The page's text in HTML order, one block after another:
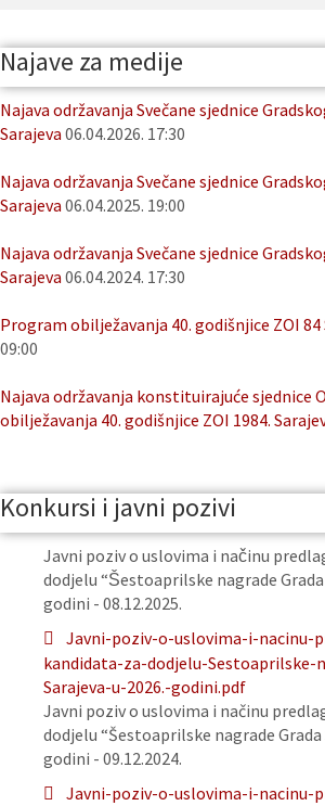
Najave za medije
Najava održavanja Svečane sjednice
Sarajeva 06.04.2026. 17:30
Najava održavanja Svečane sjednice
Sarajeva 06.04.2025. 19:00
Najava održavanja Svečane sjednice
Sarajeva 06.04.2024. 17:30
Program obilježavanja 40. godišnjice ZOI 84
09:00
Najava održavanja konstituirajuće sjednice
obilježavanja 40. godišnjice ZOI 1984.
Konkursi i javni pozivi
Javni poziv o uslovima i načinu
dodjelu “Šestoaprilske nagrade Grada
godini - 08.12.2025.
Javni-poziv-o-uslovima-i-nacinu-
kandidata-za-dodjelu-Sestoaprilske-
Sarajeva-u-2026.-godini.pdf
Javni poziv o uslovima i načinu
dodjelu “Šestoaprilske nagrade Grada
godini - 09.12.2024.
Javni-poziv-o-uslovima-i-nacinu-